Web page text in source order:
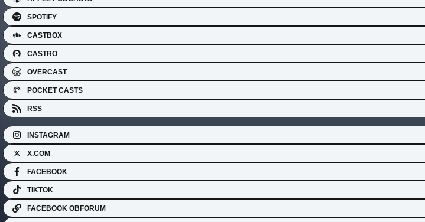
SPOTIFY
CASTBOX
CASTRO
OVERCAST
POCKET CASTS
RSS
INSTAGRAM
X.COM
FACEBOOK
TIKTOK
FACEBOOK OBFORUM